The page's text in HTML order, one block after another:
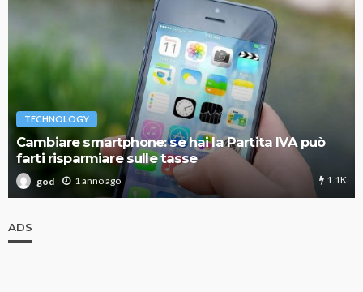
TECHNOLOGY
Cambiare smartphone: se hai la Partita IVA può
farti risparmiare sulle tasse
god 1 anno ago 1.1K
ADS